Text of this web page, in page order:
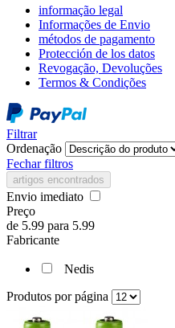
informação legal
Informações de Envio
métodos de pagamento
Protección de los datos
Revogação, Devoluções
Termos & Condições
Filtrar
Ordenação
Fechar filtros
artigos encontrados
Envio imediato
Preço
de 5.99 para 5.99
Fabricante
Nedis
Produtos por página